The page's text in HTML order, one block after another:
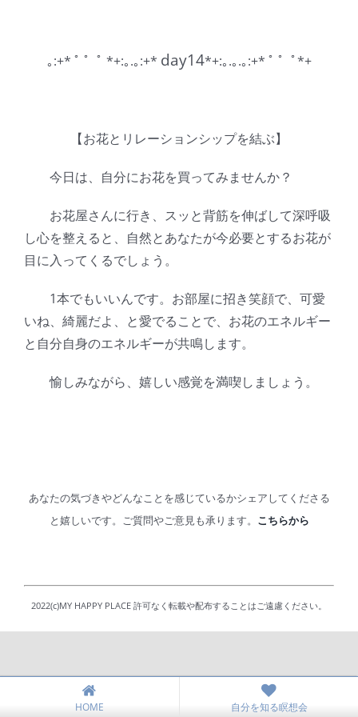
｡:+* ﾟ ゜ﾟ *+:｡.｡:+* day14*+:｡.｡.｡:+* ﾟ ゜ﾟ*+
【お花とリレーションシップを結ぶ】
今日は、自分にお花を買ってみませんか？
お花屋さんに行き、スッと背筋を伸ばして深呼吸
し心を整えると、自然とあなたが今必要とするお花が
目に入ってくるでしょう。
1本でもいいんです。お部屋に招き笑顔で、可愛
いね、綺麗だよ、と愛でることで、お花のエネルギー
と自分自身のエネルギーが共鳴します。
愉しみながら、嬉しい感覚を満喫しましょう。
あなたの気づきやどんなことを感じているかシェアしてくださる
と嬉しいです。ご質問やご意見も承ります。 こちらから
2022(c)MY HAPPY PLACE 許可なく転載や配布することはご遠慮ください。
HOME 自分を知る瞑想会